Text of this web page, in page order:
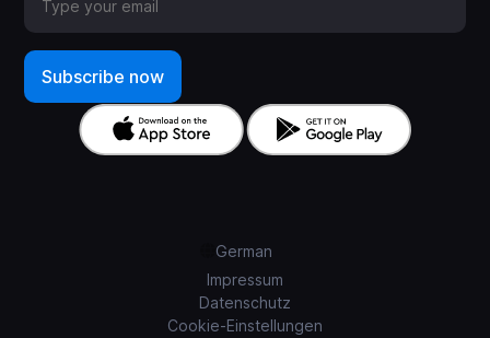
German
Impressum
Datenschutz
Cookie-Einstellungen